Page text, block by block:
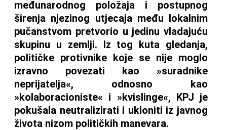
međunarodnog položaja i postupnog
širenja njezinog utjecaja među lokalnim
pučanstvom pretvorio u jedinu vladajuću
skupinu u zemlji. Iz tog kuta gledanja,
političke protivnike koje se nije moglo
izravno povezati kao »suradnike
neprijatelja«, odnosno kao
»kolaboracioniste« i »kvislinge«, KPJ je
pokušala neutralizirati i ukloniti iz javnog
života nizom političkih manevara.